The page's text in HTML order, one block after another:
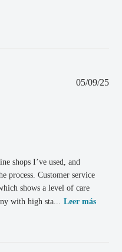
shops I’ve used, and
process. Customer service
shows a level of care
with high sta...
Leer más
05/09/25